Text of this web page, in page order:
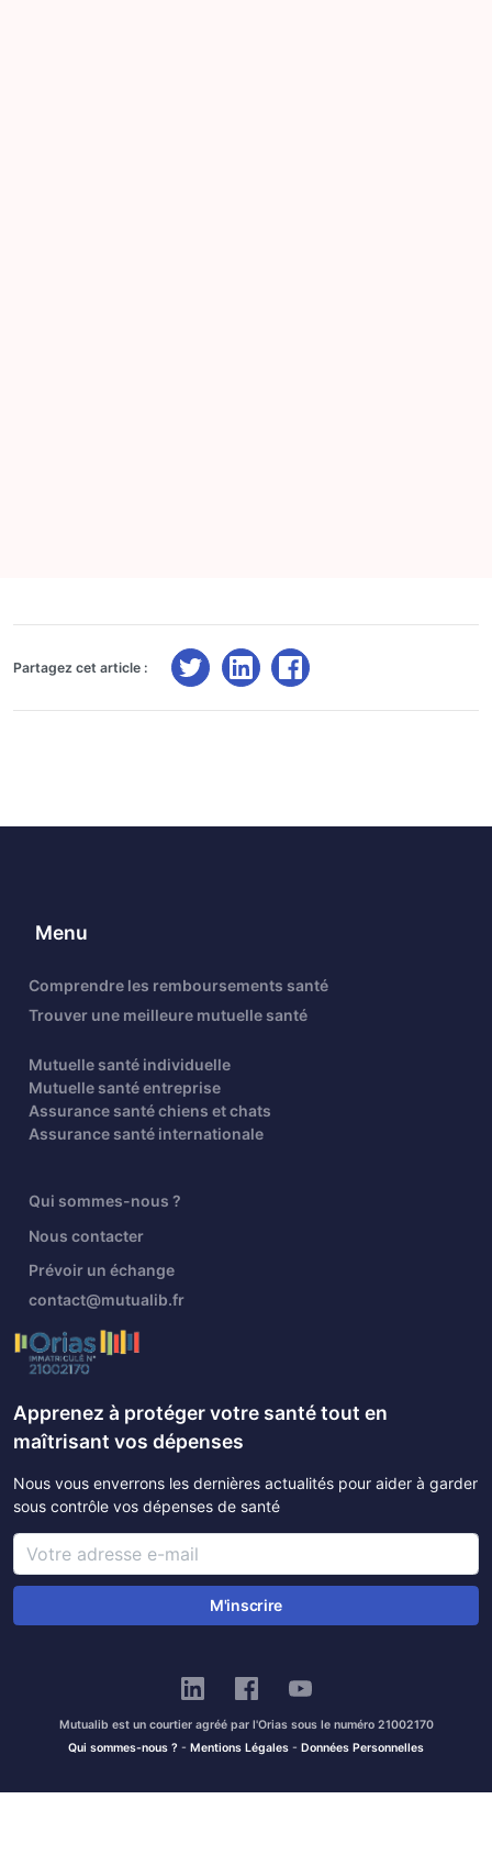
Partagez cet article :
Menu
Comprendre les remboursements santé
Trouver une meilleure mutuelle santé
Mutuelle santé individuelle
Mutuelle santé entreprise
Assurance santé chiens et chats
Assurance santé internationale
Qui sommes-nous ?
Nous contacter
Prévoir un échange
contact@mutualib.fr
Apprenez à protéger votre santé tout en
maîtrisant vos dépenses
Nous vous enverrons les dernières actualités pour aider à garder
sous contrôle vos dépenses de santé
M'inscrire
Mutualib est un courtier agréé par l'Orias sous le numéro 21002170
Qui sommes-nous ? - Mentions Légales - Données Personnelles